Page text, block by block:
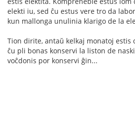
elekti iu, sed ĉu estus vere tro da
kun mallonga unulinia klarigo de la
Tion dirite, antaŭ kelkaj monatoj estis
ĉu pli bonas konservi la liston de
voĉdonis por konservi ĝin...